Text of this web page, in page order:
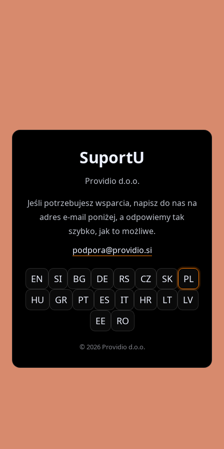
SuportU
Providio d.o.o.
Jeśli potrzebujesz wsparcia, napisz do nas na
adres e-mail poniżej, a odpowiemy tak
szybko, jak to możliwe.
podpora@providio.si
EN SI BG DE RS CZ SK
PL
HU
GR PT ES IT HR LT
LV
EE
RO
© 2026 Providio d.o.o.